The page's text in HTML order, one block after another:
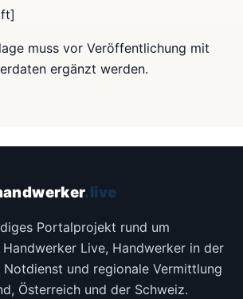
muss vor Veröffentlichung mit
ergänzt werden.
.live
Portalprojekt rund um
Live, Handwerker in der
Notdienst und regionale Vermittlung
Österreich und der Schweiz.